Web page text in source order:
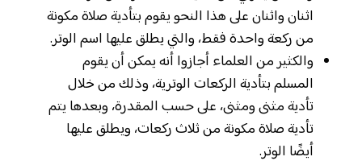
اثنان واثنان على هذا النحو يقوم بتأدية صلاة مكونة
من ركعة واحدة فقط، والتي يطلق عليها اسم الوتر.
والكثير من العلماء أجازوا أنه يمكن أن يقوم
المسلم بتأدية الركعات الوترية، وذلك من خلال
تأدية مثنى ومثنى، على حسب المقدرة، وبعدها يتم
تأدية صلاة مكونة من ثلاث ركعات، ويطلق عليها
أيضًا الوتر.